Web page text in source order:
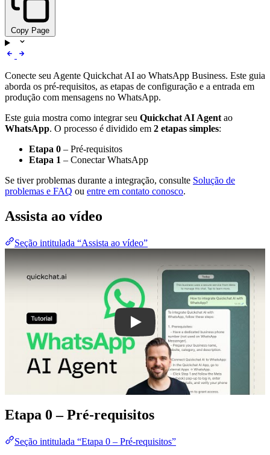
Copy Page
Conecte seu Agente Quickchat AI ao WhatsApp Business. Este guia
aborda os pré-requisitos, as etapas de configuração e a entrada em
produção com mensagens no WhatsApp.
Este guia mostra como integrar seu Quickchat AI Agent ao
WhatsApp. O processo é dividido em 2 etapas simples:
Etapa 0 – Pré-requisitos
Etapa 1 – Conectar WhatsApp
Se tiver problemas durante a integração, consulte Solução de
problemas e FAQ ou entre em contato conosco.
Assista ao vídeo
Seção intitulada “Assista ao vídeo”
Etapa 0 – Pré-requisitos
Seção intitulada “Etapa 0 – Pré-requisitos”